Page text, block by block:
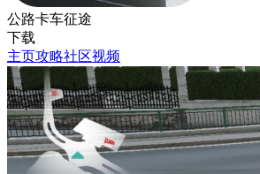
公路卡车征途
下载
主页攻略社区视频